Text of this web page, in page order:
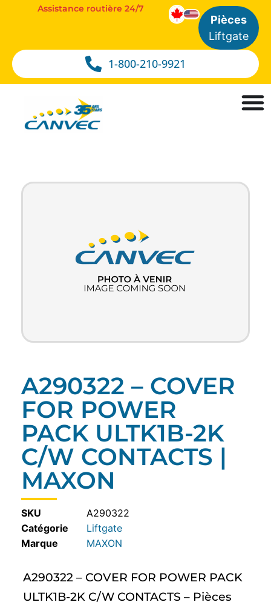
1-800-210-9921
Assistance routière 24/7
Pièces
Liftgate
A290322 – COVER
FOR POWER
PACK ULTK1B-2K
C/W CONTACTS |
MAXON
SKU
A290322
Catégorie
Liftgate
MAXON
A290322 – COVER FOR POWER PACK
ULTK1B-2K C/W CONTACTS – Pièces